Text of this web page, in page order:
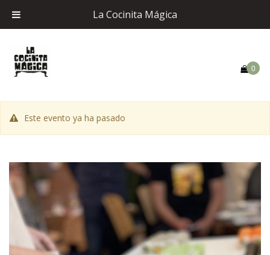
0
Este evento ya ha pasado
La Cocinita Mágica